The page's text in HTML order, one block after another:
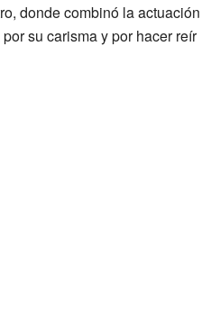
donde combinó la actuación
su carisma y por hacer reír